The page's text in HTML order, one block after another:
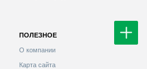
ПОЛЕЗНОЕ
О компании
Карта сайта